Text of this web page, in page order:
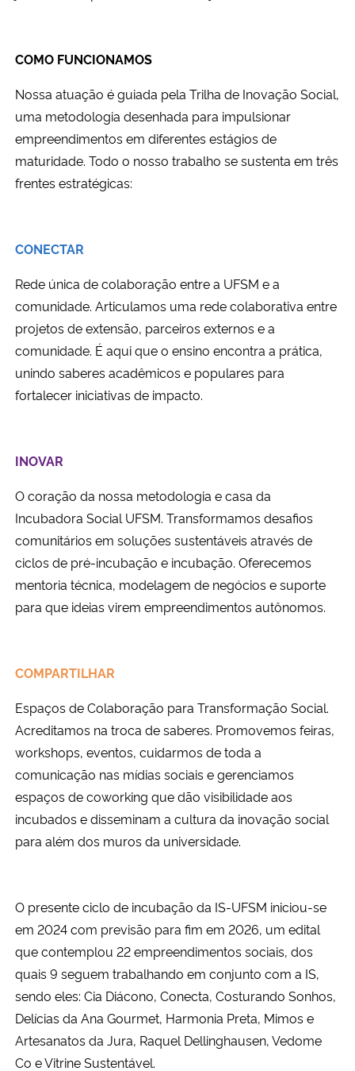
COMO FUNCIONAMOS
Nossa atuação é guiada pela Trilha de Inovação Social,
uma metodologia desenhada para impulsionar
empreendimentos em diferentes estágios de
maturidade. Todo o nosso trabalho se sustenta em três
frentes estratégicas:
CONECTAR
Rede única de colaboração entre a UFSM e a
comunidade. Articulamos uma rede colaborativa entre
projetos de extensão, parceiros externos e a
comunidade. É aqui que o ensino encontra a prática,
unindo saberes acadêmicos e populares para
fortalecer iniciativas de impacto.
INOVAR
O coração da nossa metodologia e casa da
Incubadora Social UFSM. Transformamos desafios
comunitários em soluções sustentáveis através de
ciclos de pré-incubação e incubação. Oferecemos
mentoria técnica, modelagem de negócios e suporte
para que ideias virem empreendimentos autônomos.
COMPARTILHAR
Espaços de Colaboração para Transformação Social.
Acreditamos na troca de saberes. Promovemos feiras,
workshops, eventos, cuidarmos de toda a
comunicação nas mídias sociais e gerenciamos
espaços de coworking que dão visibilidade aos
incubados e disseminam a cultura da inovação social
para além dos muros da universidade.
O presente ciclo de incubação da IS-UFSM iniciou-se
em 2024 com previsão para fim em 2026, um edital
que contemplou 22 empreendimentos sociais, dos
quais 9 seguem trabalhando em conjunto com a IS,
sendo eles: Cia Diácono, Conecta, Costurando Sonhos,
Delícias da Ana Gourmet, Harmonia Preta, Mimos e
Artesanatos da Jura, Raquel Dellinghausen, Vedome
Co e Vitrine Sustentável.